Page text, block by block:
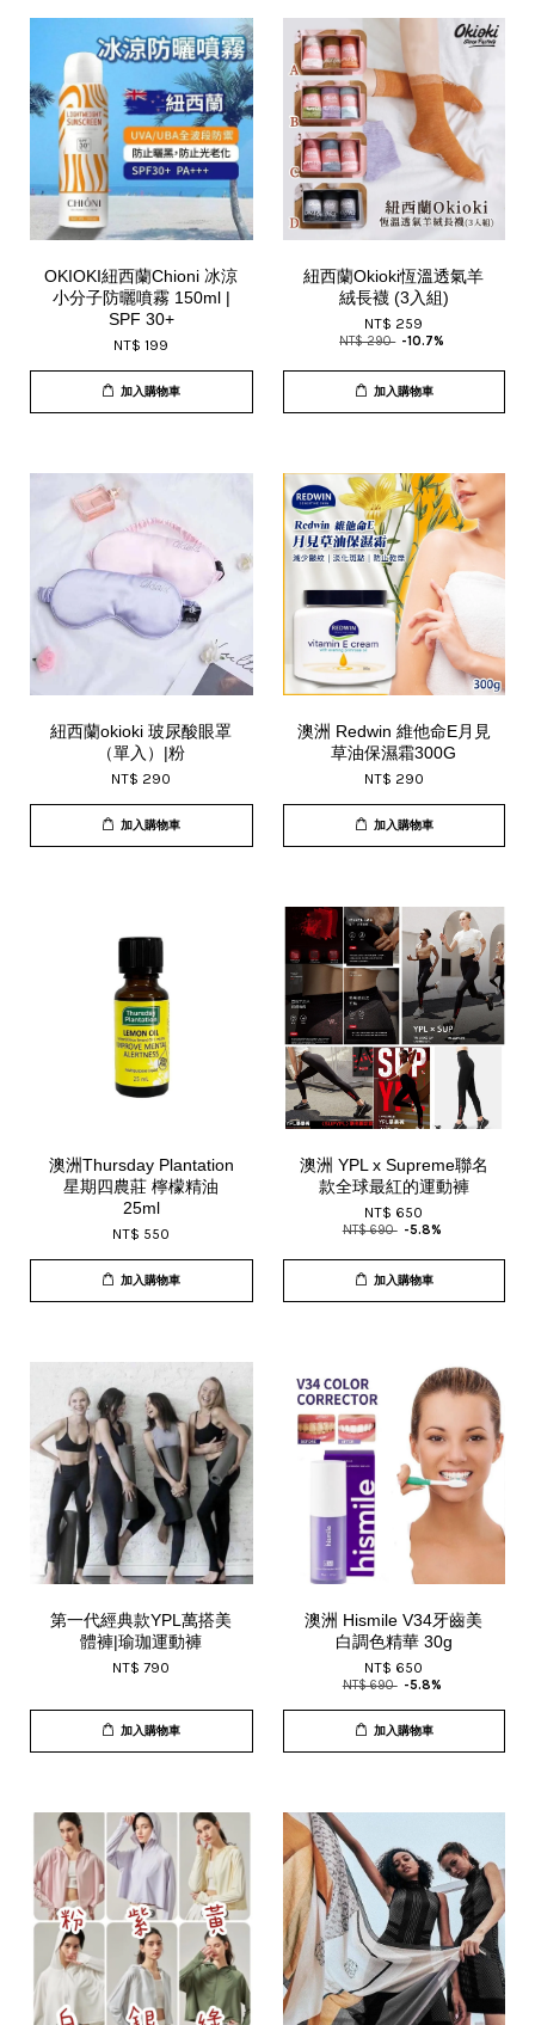
OKIOKI紐西蘭Chioni 冰涼
小分子防曬噴霧 150ml |
SPF 30+
NT$ 199
加入購物車
紐西蘭Okioki恆溫透氣羊
絨長襪 (3入組)
NT$ 259
NT$ 290 -10.7%
加入購物車
紐西蘭okioki 玻尿酸眼罩
（單入）|粉
NT$ 290
加入購物車
澳洲 Redwin 維他命E月見
草油保濕霜300G
NT$ 290
加入購物車
澳洲Thursday Plantation
星期四農莊 檸檬精油
25ml
NT$ 550
加入購物車
澳洲 YPL x Supreme聯名
款全球最紅的運動褲
NT$ 650
NT$ 690 -5.8%
加入購物車
第一代經典款YPL萬搭美
體褲|瑜珈運動褲
NT$ 790
加入購物車
澳洲 Hismile V34牙齒美
白調色精華 30g
NT$ 650
NT$ 690 -5.8%
加入購物車